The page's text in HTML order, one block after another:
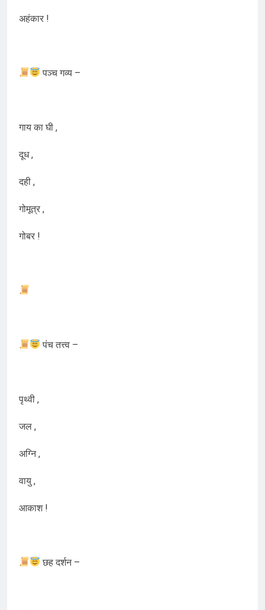
अहंकार !
पञ्च गव्य –
गाय का घी ,
दूध ,
दही ,
गोमूत्र ,
गोबर !
पंच तत्त्व –
पृथ्वी ,
जल ,
अग्नि ,
वायु ,
आकाश !
छह दर्शन –